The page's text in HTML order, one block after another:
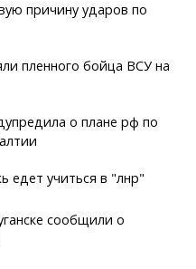
причину ударов по
пленного бойца ВСУ на
о плане рф по
едет учиться в "лнр"
сообщили о